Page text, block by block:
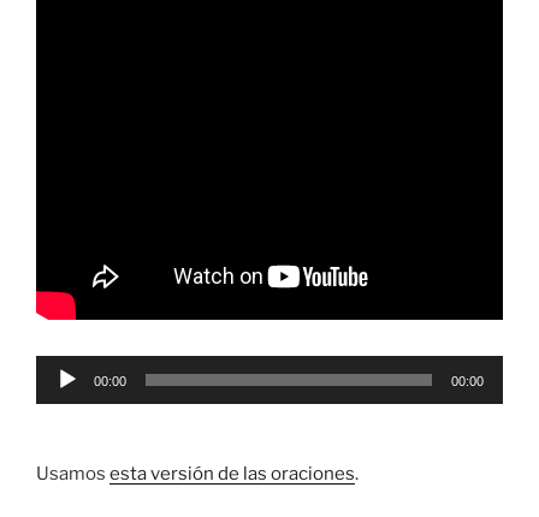
Reproductor
00:00 00:00
Usamos esta versión de las oraciones.